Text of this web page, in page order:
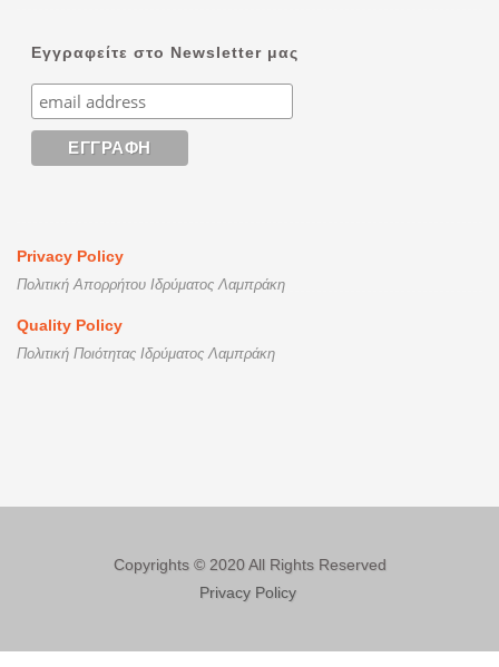
Εγγραφείτε στο Newsletter μας
Privacy Policy
Πολιτική Απορρήτου Ιδρύματος Λαμπράκη
Quality Policy
Πολιτική Ποιότητας Ιδρύματος Λαμπράκη
Copyrights © 2020 All Rights Reserved
Privacy Policy